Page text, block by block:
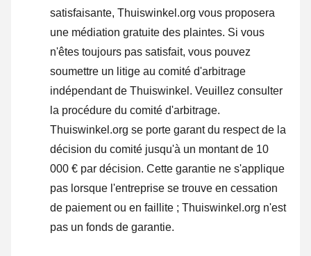
satisfaisante, Thuiswinkel.org vous proposera
une médiation gratuite des plaintes. Si vous
n'êtes toujours pas satisfait, vous pouvez
soumettre un litige au comité d'arbitrage
indépendant de Thuiswinkel. Veuillez consulter
la procédure du comité d'arbitrage.
Thuiswinkel.org se porte garant du respect de la
décision du comité jusqu'à un montant de 10
000 € par décision. Cette garantie ne s'applique
pas lorsque l'entreprise se trouve en cessation
de paiement ou en faillite ; Thuiswinkel.org n'est
pas un fonds de garantie.